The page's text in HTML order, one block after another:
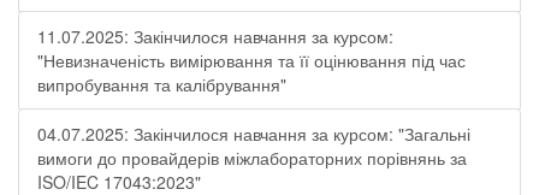
11.07.2025: Закінчилося навчання за курсом:
"Невизначеність вимірювання та її оцінювання під час
випробування та калібрування"
04.07.2025: Закінчилося навчання за курсом: "Загальні
вимоги до провайдерів міжлабораторних порівнянь за
ISO/IEC 17043:2023"